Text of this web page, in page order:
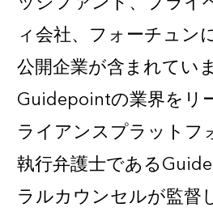
ィ会社、フォーチュン
公開企業が含まれていま
Guidepointの業界をリ
ライアンスプラットフ
執行弁護士である
ラルカウンセルが監督